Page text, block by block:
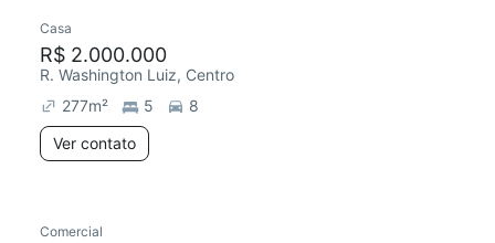
Casa
R$ 2.000.000
R. Washington Luiz, Centro
277m² 5
8
Ver contato
Comercial